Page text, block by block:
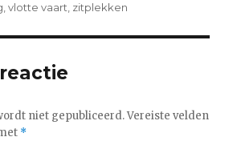
,vlotte vaart zitplekken
niet gepubliceerd. Vereiste velden
*